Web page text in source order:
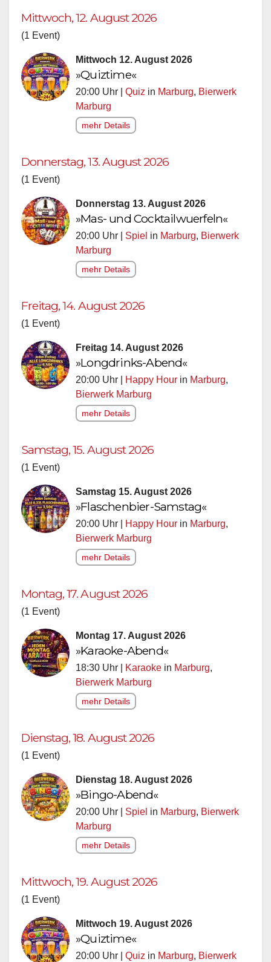
Mittwoch, 12. August 2026
(1 Event)
Mittwoch 12. August 2026
»Quiztime«
20:00 Uhr | Quiz in Marburg, Bierwerk
Marburg
mehr Details
Donnerstag, 13. August 2026
(1 Event)
Donnerstag 13. August 2026
»Mas- und Cocktailwuerfeln«
20:00 Uhr | Spiel in Marburg, Bierwerk
Marburg
mehr Details
Freitag, 14. August 2026
(1 Event)
Freitag 14. August 2026
»Longdrinks-Abend«
20:00 Uhr | Happy Hour in Marburg,
Bierwerk Marburg
mehr Details
Samstag, 15. August 2026
(1 Event)
Samstag 15. August 2026
»Flaschenbier-Samstag«
20:00 Uhr | Happy Hour in Marburg,
Bierwerk Marburg
mehr Details
Montag, 17. August 2026
(1 Event)
Montag 17. August 2026
»Karaoke-Abend«
18:30 Uhr | Karaoke in Marburg,
Bierwerk Marburg
mehr Details
Dienstag, 18. August 2026
(1 Event)
Dienstag 18. August 2026
»Bingo-Abend«
20:00 Uhr | Spiel in Marburg, Bierwerk
Marburg
mehr Details
Mittwoch, 19. August 2026
(1 Event)
Mittwoch 19. August 2026
»Quiztime«
20:00 Uhr | Quiz in Marburg, Bierwerk